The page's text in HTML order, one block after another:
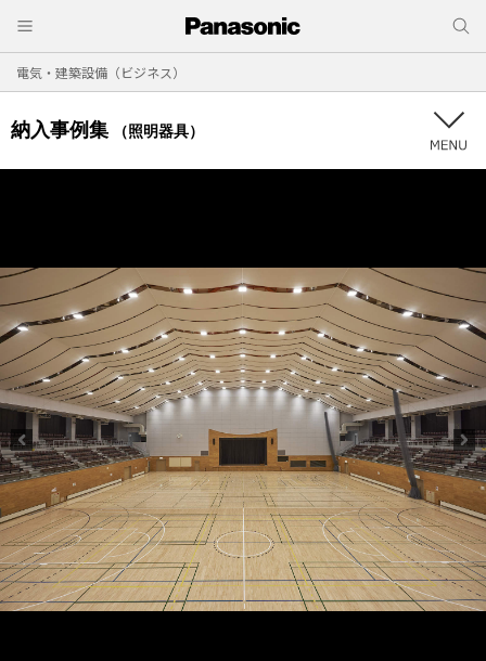
電気・建築設備（ビジネス）
納入事例集 （照明器具）